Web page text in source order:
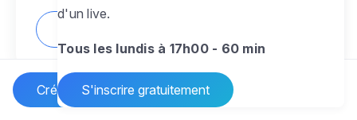
Créer un site Internet
d'un live.
Tous les lundis à 17h00 - 60 min
S'inscrire gratuitement